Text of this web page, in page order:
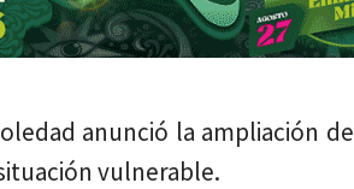
anunció la ampliación
vulnerable.